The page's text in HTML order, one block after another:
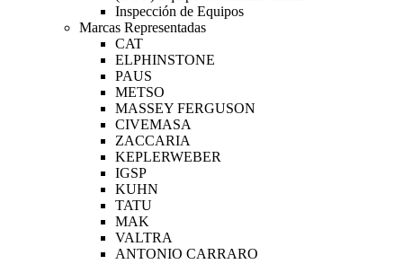
Inspección de Equipos
Marcas Representadas
CAT
ELPHINSTONE
PAUS
METSO
MASSEY FERGUSON
CIVEMASA
ZACCARIA
KEPLERWEBER
IGSP
KUHN
TATU
MAK
VALTRA
ANTONIO CARRARO